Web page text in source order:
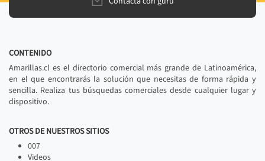
CONTENIDO
Amarillas.cl es el directorio comercial más grande de Latinoamérica,
en el que encontrarás la solución que necesitas de forma rápida y
sencilla. Realiza tus búsquedas comerciales desde cualquier lugar y
dispositivo.
OTROS DE NUESTROS SITIOS
007
Videos